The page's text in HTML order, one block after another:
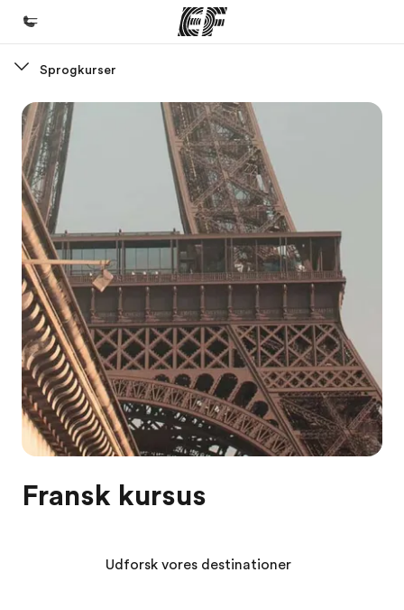
Velkommen til EF
Programmer
Se alt hvad vi gør
Kontorer
Find et kontor nær dig
Om os
Hvem er vi?
Karriere
Bliv en del af holdet
Sprogkurser
Fransk kursus
Udforsk vores destinationer